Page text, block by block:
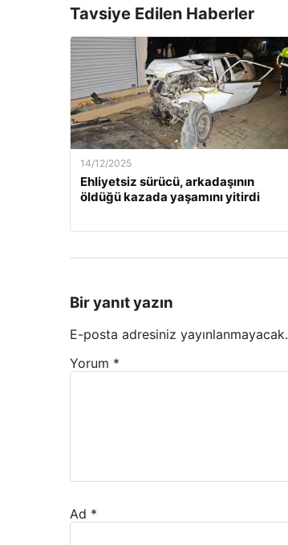
Tavsiye Edilen Haberler
14/12/2025
Ehliyetsiz sürücü, arkadaşının
öldüğü kazada yaşamını yitirdi
Bir yanıt yazın
E-posta adresiniz yayınlanmayacak.
Yorum *
Ad *